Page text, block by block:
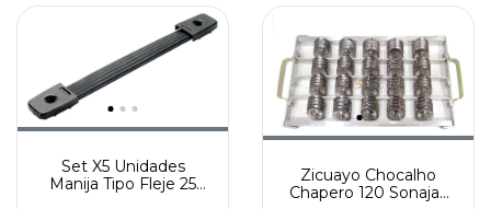
Set X5 Unidades
Manija Tipo Fleje 25
Zicuayo Chocalho
Chapero 120 Sonajas